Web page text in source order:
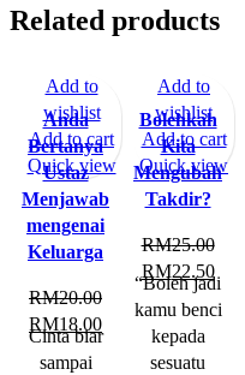
Related products
-10%
Anda
Bertanya
Ustaz
Menjawab
mengenai
Keluarga
RM20.00
RM18.00
Cinta biar
sampai
Add to
wishlist
Add to cart
Quick view
-10%
Bolehkah
Kita
Mengubah
Takdir?
RM25.00
RM22.50
“Boleh jadi
kamu benci
kepada
sesuatu
Add to
wishlist
Add to cart
Quick view